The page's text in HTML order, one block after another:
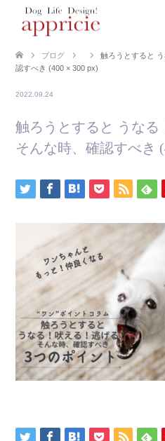
ブログ
触ろうとすると
認すべき (400 × 300 px)
2022.09.24
触ろうとすると うなる
そんな時、確認すべき